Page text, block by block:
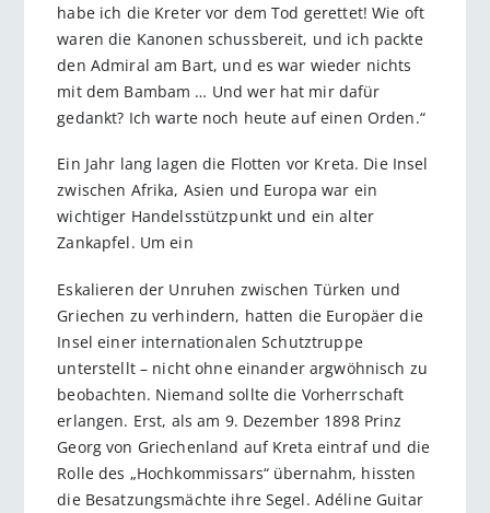
habe ich die Kreter vor dem Tod gerettet! Wie oft
waren die Kanonen schussbereit, und ich packte
den Admiral am Bart, und es war wieder nichts
mit dem Bambam … Und wer hat mir dafür
gedankt? Ich warte noch heute auf einen Orden.“
Ein Jahr lang lagen die Flotten vor Kreta. Die Insel
zwischen Afrika, Asien und Europa war ein
wichtiger Handelsstützpunkt und ein alter
Zankapfel. Um ein
Eskalieren der Unruhen zwischen Türken und
Griechen zu verhindern, hatten die Europäer die
Insel einer internationalen Schutztruppe
unterstellt – nicht ohne einander argwöhnisch zu
beobachten. Niemand sollte die Vorherrschaft
erlangen. Erst, als am 9. Dezember 1898 Prinz
Georg von Griechenland auf Kreta eintraf und die
Rolle des „Hochkommissars“ übernahm, hissten
die Besatzungsmächte ihre Segel. Adéline Guitar